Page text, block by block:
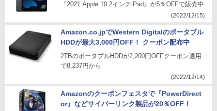
『2021 Apple 10.2インチiPad』が5％OFFで販売中
(2022/12/15)
Amazon.co.jpでWestern Digitalのポータブル
HDDが最大3,000円OFF！ クーポン配布中
2TBのポータブルHDDが2,200円OFFクーポン適用
で8,237円から
(2022/12/14)
Amazonのクーポンフェスタで『PowerDirect
or』などサイバーリンク製品が20％OFF！